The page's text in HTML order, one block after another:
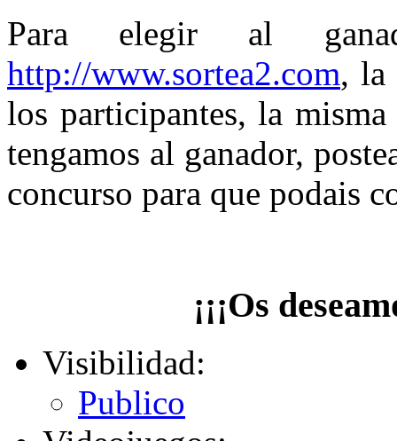
Para elegir al
http://www.sortea2.com, la
los participantes, la
tengamos al ganador,
concurso para que podais
¡¡¡Os
Visibilidad:
Publico